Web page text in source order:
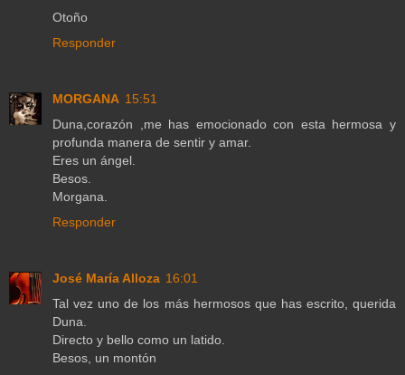
Otoño
Responder
MORGANA 15:51
Duna,corazón ,me has emocionado con esta hermosa y
profunda manera de sentir y amar.
Eres un ángel.
Besos.
Morgana.
Responder
José María Alloza 16:01
Tal vez uno de los más hermosos que has escrito, querida
Duna.
Directo y bello como un latido.
Besos, un montón